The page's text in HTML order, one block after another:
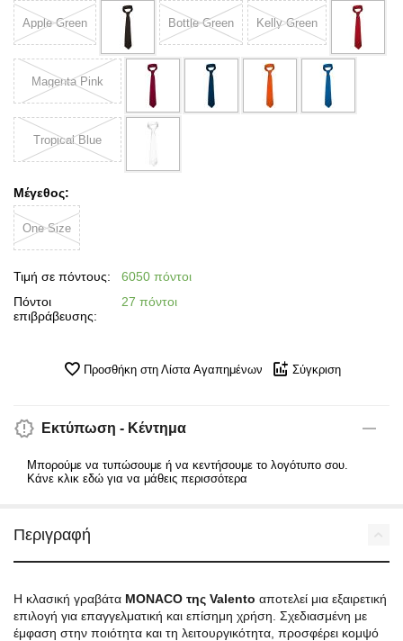
Apple Green Bottle Green Kelly Green
Magenta Pink
Tropical Blue
Μέγεθος:
One Size
Τιμή σε πόντους:
6050 πόντοι
Πόντοι
επιβράβευσης:
27 πόντοι
Προσθήκη στη Λίστα Αγαπημένων Σύγκριση
Εκτύπωση - Κέντημα
Μπορούμε να τυπώσουμε ή να κεντήσουμε το λογότυπο σου.
Κάνε κλικ εδώ για να μάθεις περισσότερα
Περιγραφή
Η κλασική γραβάτα MONACO της Valento αποτελεί μια εξαιρετική
επιλογή για επαγγελματική και επίσημη χρήση. Σχεδιασμένη με
έμφαση στην ποιότητα και τη λειτουργικότητα, προσφέρει κομψό